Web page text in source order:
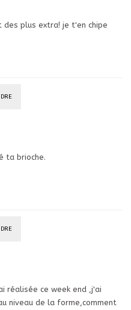
des plus extra! je t'en chipe
ta brioche.
réalisée ce week end ,j'ai
niveau de la forme,comment